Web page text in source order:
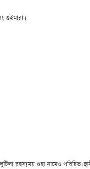
গুইমারা।
রহস্যময় গুহা নামেও পরিচিত।